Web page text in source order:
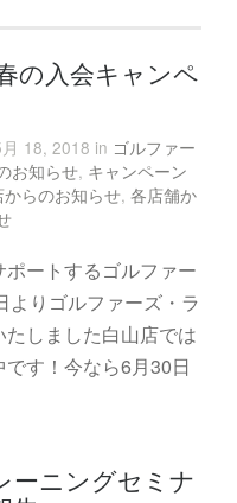
の入会キャンペ
18, 2018 in ゴルファー
お知らせ, キャンペーン
からのお知らせ, 各店舗か
ートするゴルファー
よりゴルファーズ・ラ
しました白山店では
す！今なら6月30日
ーニングセミナ